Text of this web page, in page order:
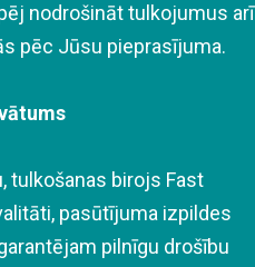
nodrošināt tulkojumus arī
pēc Jūsu pieprasījuma.
tulkošanas birojs Fast
pasūtījuma izpildes
pilnīgu drošību